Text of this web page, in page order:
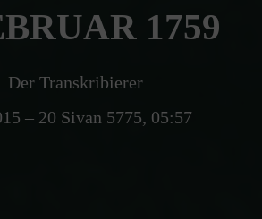
1759
Der Transkribierer
– 20 Sivan 5775, 05:57